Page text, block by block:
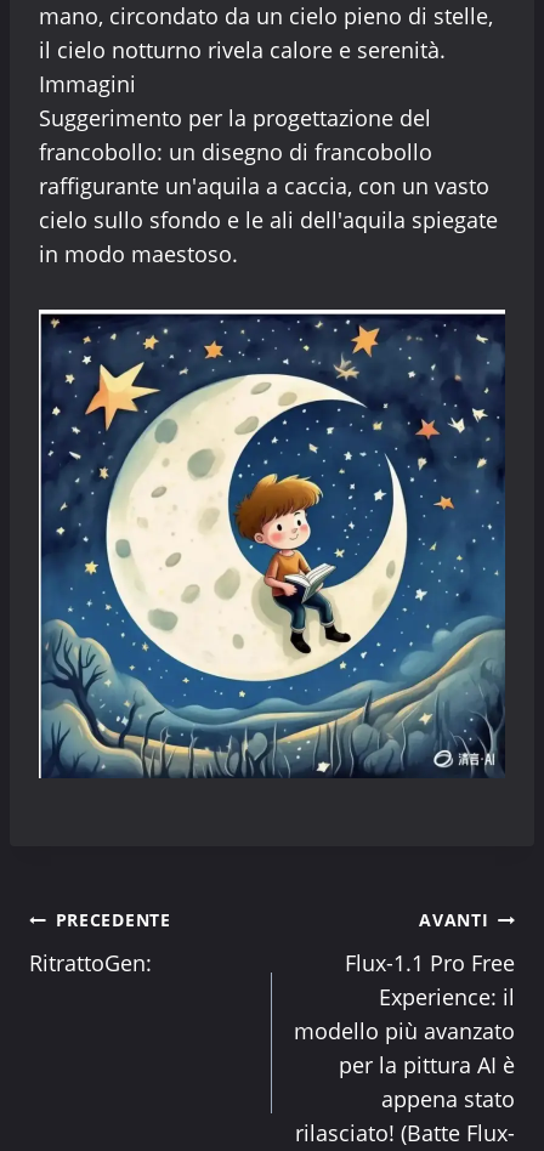
mano, circondato da un cielo pieno di stelle,
il cielo notturno rivela calore e serenità.
Immagini
Suggerimento per la progettazione del
francobollo: un disegno di francobollo
raffigurante un'aquila a caccia, con un vasto
cielo sullo sfondo e le ali dell'aquila spiegate
in modo maestoso.
Navigazione
articoli
PRECEDENTE
RitrattoGen:
AVANTI
Flux-1.1 Pro Free
Experience: il
modello più avanzato
per la pittura AI è
appena stato
rilasciato! (Batte Flux-